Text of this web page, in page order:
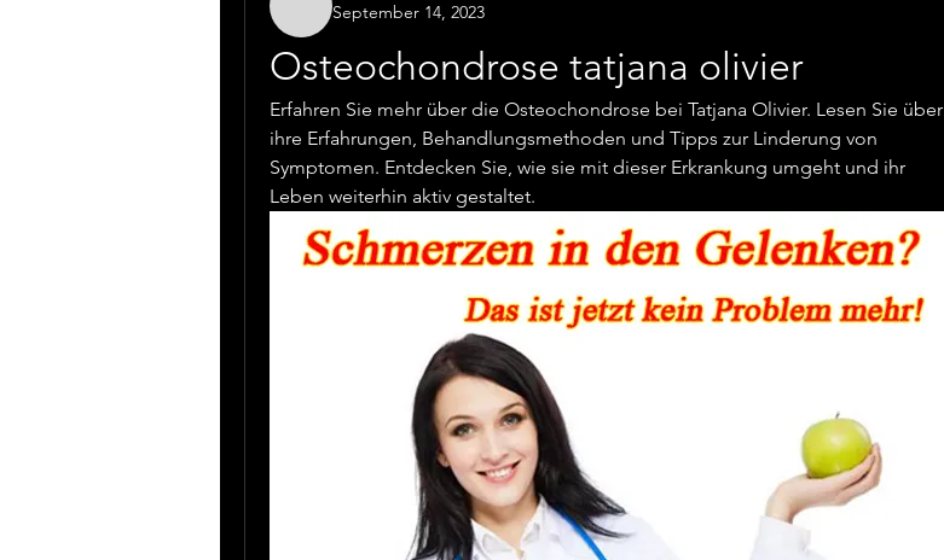
September 14, 2023
Osteochondrose tatjana olivier
Erfahren Sie mehr über die Osteochondrose bei Tatjana Olivier. Lesen Sie über
ihre Erfahrungen, Behandlungsmethoden und Tipps zur Linderung von
Symptomen. Entdecken Sie, wie sie mit dieser Erkrankung umgeht und ihr
Leben weiterhin aktiv gestaltet.